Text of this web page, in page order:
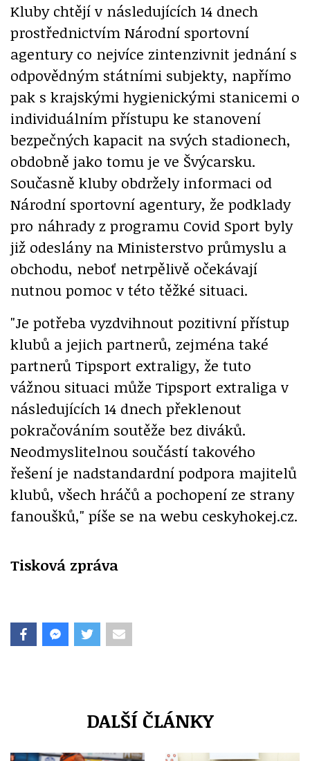
Kluby chtějí v následujících 14 dnech
prostřednictvím Národní sportovní
agentury co nejvíce zintenzivnit jednání s
odpovědným státními subjekty, napřímo
pak s krajskými hygienickými stanicemi o
individuálním přístupu ke stanovení
bezpečných kapacit na svých stadionech,
obdobně jako tomu je ve Švýcarsku.
Současně kluby obdržely informaci od
Národní sportovní agentury, že podklady
pro náhrady z programu Covid Sport byly
již odeslány na Ministerstvo průmyslu a
obchodu, neboť netrpělivě očekávají
nutnou pomoc v této těžké situaci.
"Je potřeba vyzdvihnout pozitivní přístup
klubů a jejich partnerů, zejména také
partnerů Tipsport extraligy, že tuto
vážnou situaci může Tipsport extraliga v
následujících 14 dnech překlenout
pokračováním soutěže bez diváků.
Neodmyslitelnou součástí takového
řešení je nadstandardní podpora majitelů
klubů, všech hráčů a pochopení ze strany
fanoušků," píše se na webu ceskyhokej.cz.
Tisková zpráva
DALŠÍ ČLÁNKY